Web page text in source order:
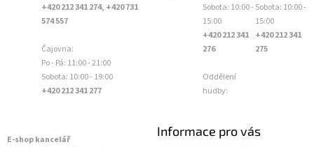
+420 212 341 274, +420 731
574 557
Čajovna:
Po - Pá: 11:00 - 21:00
Sobota: 10:00 - 19:00
+420 212 341 277
Sobota: 10:00 -
15:00
+420 212 341
276
Oddělení
hudby:
Sobota: 10:00 -
15:00
+420 212 341
275
E-shop kancelář
Informace pro vás